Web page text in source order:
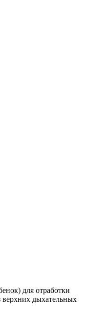
для отработки
верхних дыхательных